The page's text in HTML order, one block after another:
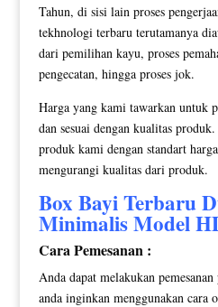
Tahun, di sisi lain proses
tekhnologi terbaru terutamanya
dari pemilihan kayu, proses
pengecatan, hingga proses jok.
Harga yang kami tawarkan untuk
dan sesuai dengan kualitas
produk kami dengan standart
mengurangi kualitas dari produk.
Box BayiTerbaru
Minimalis Model
Cara Pemesanan :
Anda dapat melakukan
anda inginkan menggunakan cara